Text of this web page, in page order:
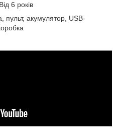
Від 6 років
пульт, акумулятор, USB-